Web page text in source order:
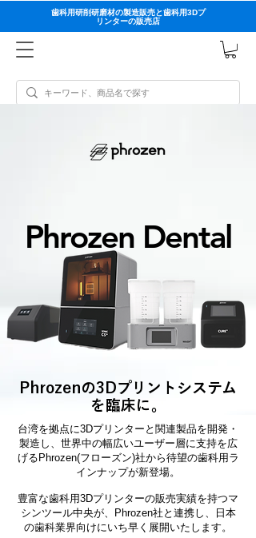
歯科用研削研磨材の製造販売と歯科用3Dプ
リンターの販売店
Phrozen Dental
Phrozenの3Dプリントシステム
を臨床に。
台湾を拠点に3Dプリンターと関連製品を開発・
製造し、世界中の幅広いユーザー層に支持を広
げるPhrozen(フローズン)社から待望の歯科用ラ
インナップが新登場。
豊富な歯科用3Dプリンターの販売実績を持つマ
シンツール中央が、Phrozen社と連携し、日本
の歯科業界向けにいち早く展開いたします。